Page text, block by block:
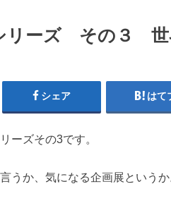
リーズ その３
シェア はて
ーズその3です。
うか、気になる企画展というか